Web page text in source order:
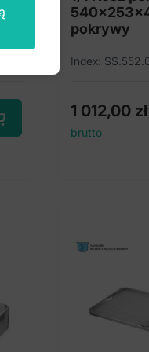
pokrywy
Index:
1 012,00 zł
brutto